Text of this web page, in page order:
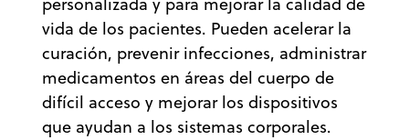
vida de los pacientes. Pueden acelerar la
curación, prevenir infecciones, administrar
medicamentos en áreas del cuerpo de
difícil acceso y mejorar los dispositivos
que ayudan a los sistemas corporales.